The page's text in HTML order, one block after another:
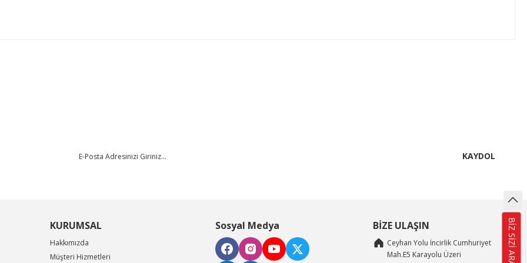
KAYDOL
KURUMSAL
Hakkımızda
Müşteri Hizmetleri
Sosyal Medya BİZE ULAŞIN
Ceyhan Yolu İncirlik Cumhuriyet
Mah.E5 Karayolu Üzeri